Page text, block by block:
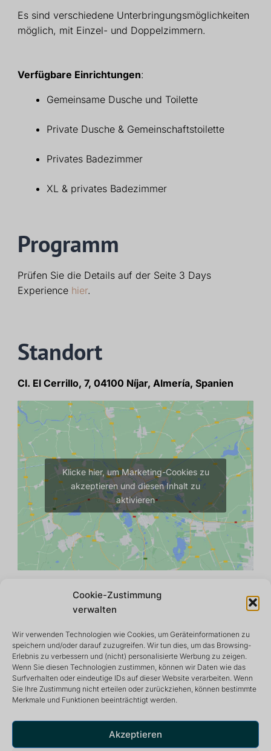
Cookie-Zustimmung
verwalten
Wir verwenden Technologien wie Cookies, um Geräteinformationen zu
speichern und/oder darauf zuzugreifen. Wir tun dies, um das Browsing-
Erlebnis zu verbessern und (nicht) personalisierte Werbung zu zeigen.
Wenn Sie diesen Technologien zustimmen, können wir Daten wie das
Surfverhalten oder eindeutige IDs auf dieser Website verarbeiten. Wenn
Sie Ihre Zustimmung nicht erteilen oder zurückziehen, können bestimmte
Merkmale und Funktionen beeinträchtigt werden.
Akzeptieren
Es sind verschiedene Unterbringungsmöglichkeiten
möglich, mit Einzel- und Doppelzimmern.
Verfügbare Einrichtungen:
Gemeinsame Dusche und Toilette
Private Dusche & Gemeinschaftstoilette
Privates Badezimmer
XL & privates Badezimmer
Programm
Prüfen Sie die Details auf der Seite 3 Days
Experience hier.
Standort
Cl. El Cerrillo, 7, 04100 Níjar, Almería, Spanien
Klicke hier, um Marketing-Cookies zu
akzeptieren und diesen Inhalt zu
aktivieren
Rückzugs- und Meditationszentrum, das eine friedliche